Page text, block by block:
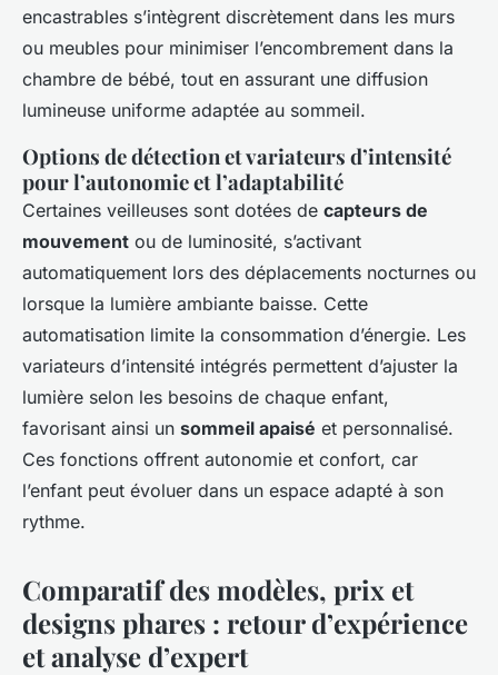
encastrables s’intègrent discrètement dans les murs
ou meubles pour minimiser l’encombrement dans la
chambre de bébé, tout en assurant une diffusion
lumineuse uniforme adaptée au sommeil.
Options de détection et variateurs d’intensité
pour l’autonomie et l’adaptabilité
Certaines veilleuses sont dotées de capteurs de
mouvement ou de luminosité, s’activant
automatiquement lors des déplacements nocturnes ou
lorsque la lumière ambiante baisse. Cette
automatisation limite la consommation d’énergie. Les
variateurs d’intensité intégrés permettent d’ajuster la
lumière selon les besoins de chaque enfant,
favorisant ainsi un sommeil apaisé et personnalisé.
Ces fonctions offrent autonomie et confort, car
l’enfant peut évoluer dans un espace adapté à son
rythme.
Comparatif des modèles, prix et
designs phares : retour d’expérience
et analyse d’expert